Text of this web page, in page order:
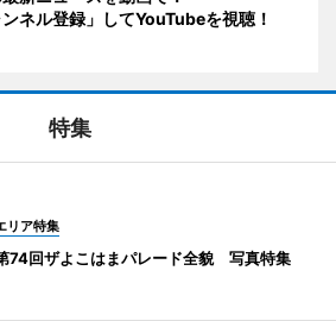
ンネル登録」してYouTubeを視聴！
特集
リア特集
74回ザよこはまパレード全貌 写真特集